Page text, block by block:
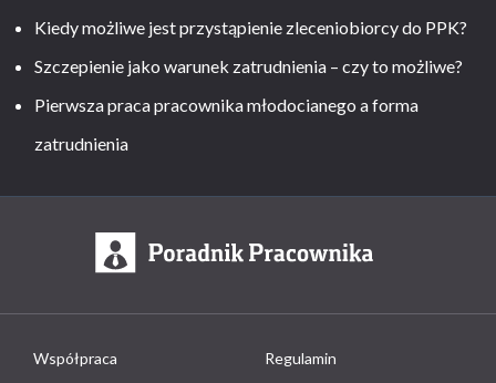
Kiedy możliwe jest przystąpienie zleceniobiorcy do PPK?
Szczepienie jako warunek zatrudnienia – czy to możliwe?
Pierwsza praca pracownika młodocianego a forma
zatrudnienia
Współpraca Regulamin